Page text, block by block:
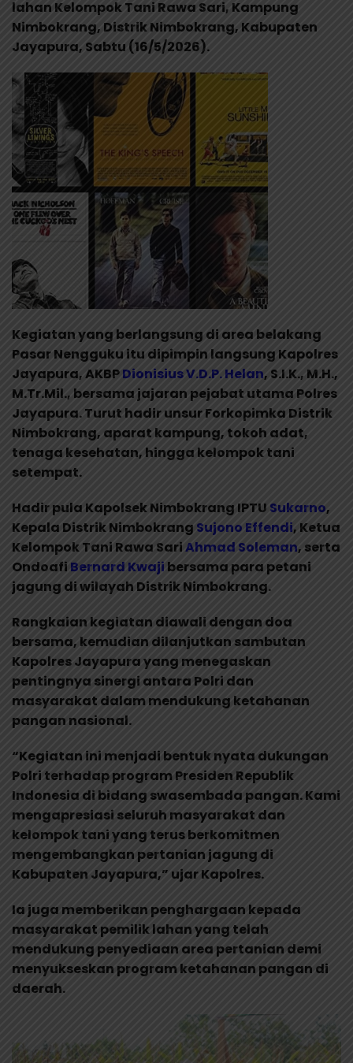
lahan Kelompok Tani Rawa Sari, Kampung
Nimbokrang, Distrik Nimbokrang, Kabupaten
Jayapura, Sabtu (16/5/2026).
Kegiatan yang berlangsung di area belakang
Pasar Nengguku itu dipimpin langsung Kapolres
Jayapura, AKBPDionisius V.D.P. Helan, S.I.K., M.H.,
M.Tr.Mil., bersama jajaran pejabat utama Polres
Jayapura. Turut hadir unsur Forkopimka Distrik
Nimbokrang, aparat kampung, tokoh adat,
tenaga kesehatan, hingga kelompok tani
setempat.
Hadir pula Kapolsek Nimbokrang IPTU Sukarno,
Kepala Distrik Nimbokrang Sujono Effendi, Ketua
Kelompok Tani Rawa SariAhmad Soleman, serta
Ondoafi Bernard Kwaji bersama para petani
jagung di wilayah Distrik Nimbokrang.
Rangkaian kegiatan diawali dengan doa
bersama, kemudian dilanjutkan sambutan
Kapolres Jayapura yang menegaskan
pentingnya sinergi antara Polri dan
masyarakat dalam mendukung ketahanan
pangan nasional.
“Kegiatan ini menjadi bentuk nyata dukungan
Polri terhadap program Presiden Republik
Indonesia di bidang swasembada pangan. Kami
mengapresiasi seluruh masyarakat dan
kelompok tani yang terus berkomitmen
mengembangkan pertanian jagung di
Kabupaten Jayapura,” ujar Kapolres.
Ia juga memberikan penghargaan kepada
masyarakat pemilik lahan yang telah
mendukung penyediaan area pertanian demi
menyukseskan program ketahanan pangan di
daerah.